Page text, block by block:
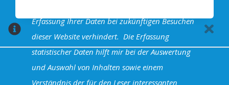
Halva Theme - Powered by WordPress
Erfassung Ihrer Daten bei zukünftigen Besuchen
dieser Website verhindert. Die Erfassung
statistischer Daten hilft mir bei der Auswertung
und Auswahl von Inhalten sowie einem
Verständnis der für den Leser interessanten